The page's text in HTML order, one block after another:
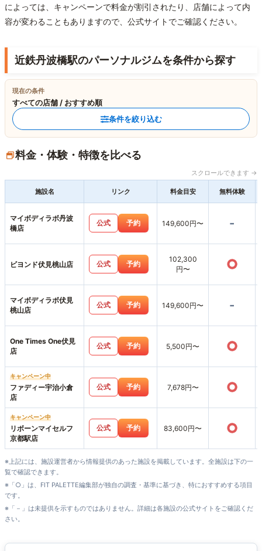
によっては、キャンペーンで料金が割引されたり、店舗によって内
容が変わることもありますので、公式サイトでご確認ください。
近鉄丹波橋駅のパーソナルジムを条件から探す
現在の条件
すべての店舗 / おすすめ順
条件を絞り込む
料金・体験・特徴を比べる
スクロールできます →
施設名 リンク 料金目安 無料体験
マイボディラボ丹波
橋店
公式 予約 149,600円〜 -
ビヨンド伏見桃山店 公式 予約
102,300
円〜
○
マイボディラボ伏見
桃山店
公式 予約 149,600円〜 -
One Times One伏見
店
公式 予約 5,500円〜 ○
キャンペーン中
ファディー宇治小倉
店
公式 予約 7,678円〜 ○
キャンペーン中
リボーンマイセルフ
京都駅店
公式 予約 83,600円〜 ○
※上記には、施設運営者から情報提供のあった施設を掲載しています。全施設は下の一
覧で確認できます。
※「○」は、FIT PALETTE編集部が独自の調査・基準に基づき、特におすすめする項目
です。
※「－」は未提供を示すものではありません。詳細は各施設の公式サイトをご確認くだ
さい。